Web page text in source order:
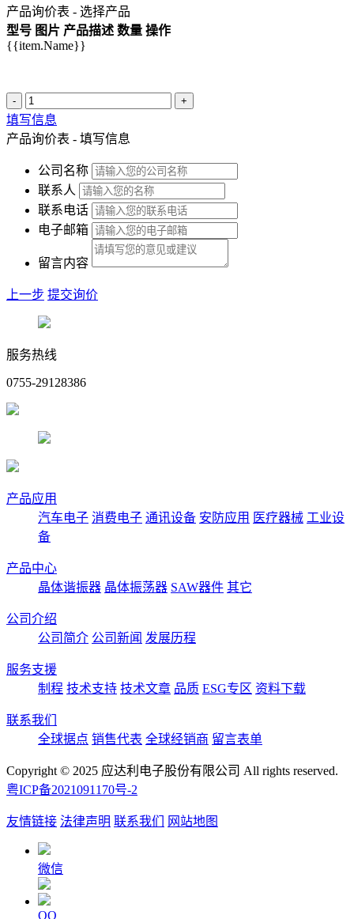
产品询价表 - 选择产品
型号 图片 产品描述 数量 操作
{{item.Name}}
- +
填写信息
产品询价表 - 填写信息
公司名称
联系人
联系电话
电子邮箱
留言内容
上一步 提交询价
服务热线
0755-29128386
产品应用
汽车电子 消费电子 通讯设备 安防应用 医疗器械 工业设
备
产品中心
晶体谐振器 晶体振荡器 SAW器件 其它
公司介绍
公司简介 公司新闻 发展历程
服务支援
制程 技术支持 技术文章 品质 ESG专区 资料下载
联系我们
全球据点 销售代表 全球经销商 留言表单
Copyright © 2025 应达利电子股份有限公司 All rights reserved.
粤ICP备2021091170号-2
友情链接 法律声明 联系我们 网站地图
微信
QQ